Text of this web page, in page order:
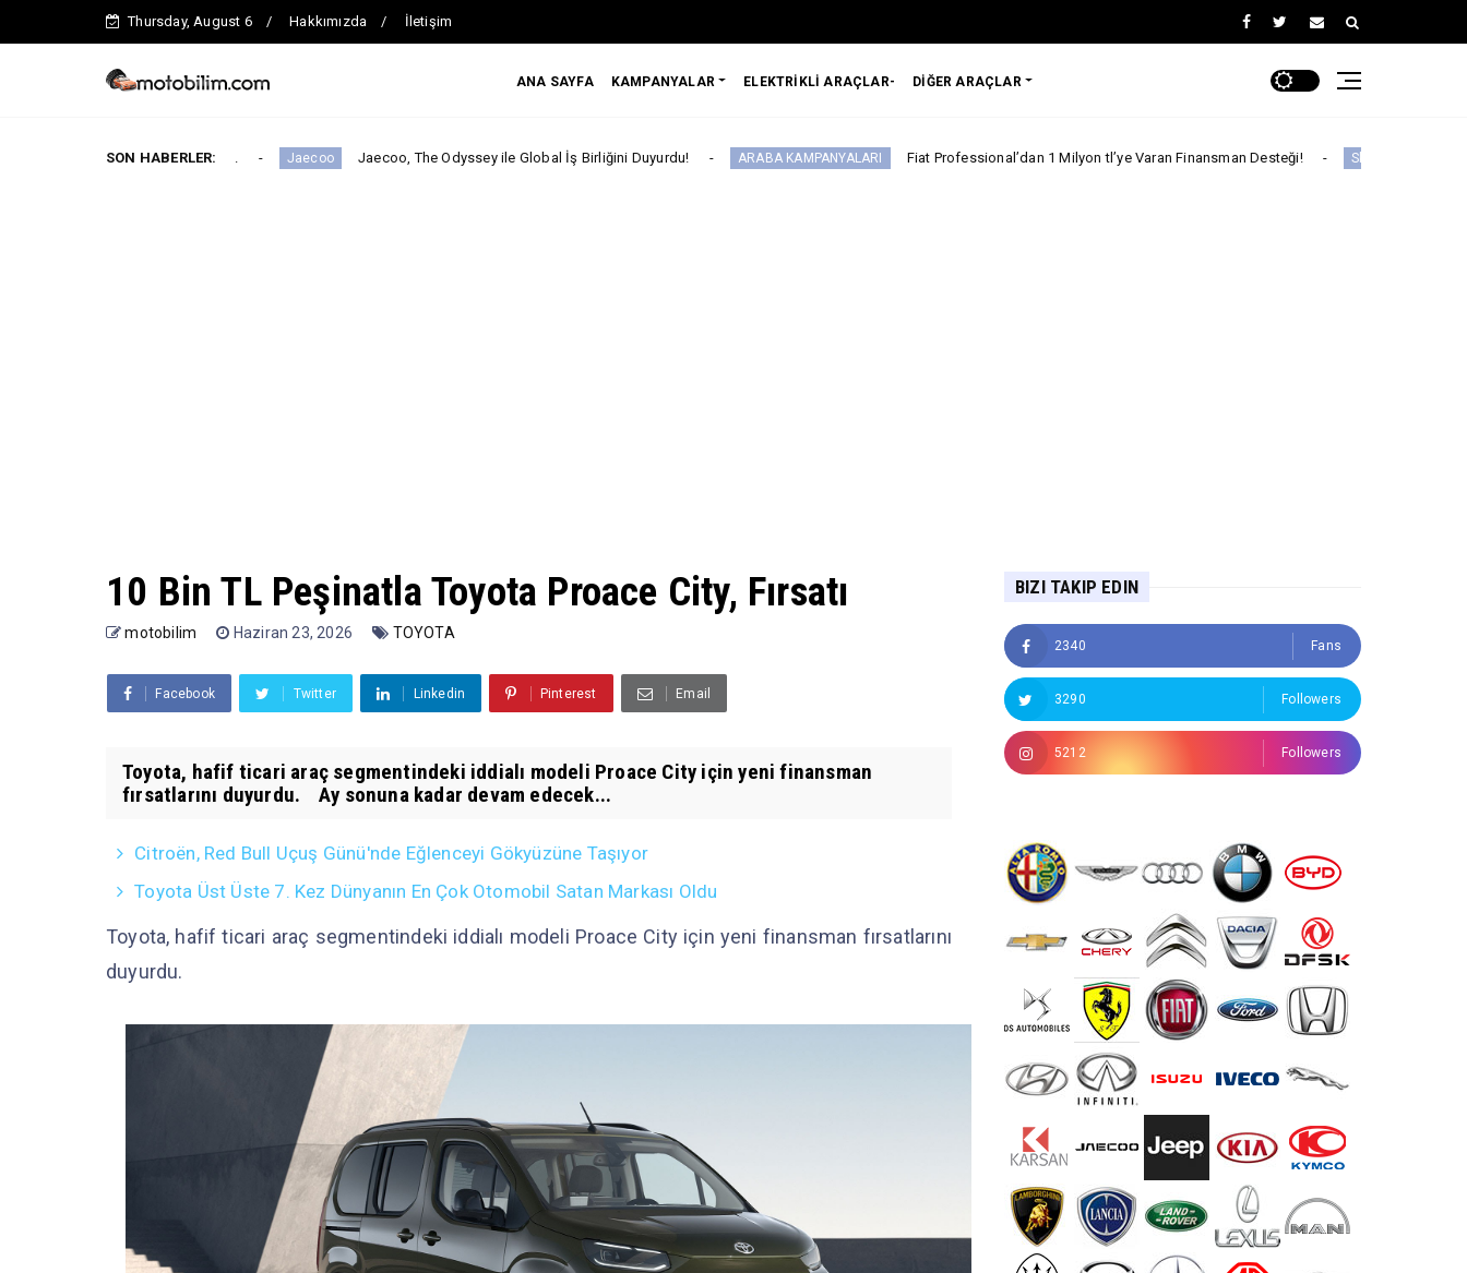
Thursday, August 6 Hakkımızda İletişim
ANA SAYFA KAMPANYALAR ELEKTRİKLİ ARAÇLAR- DİĞER ARAÇLAR
SON HABERLER:
iddialı. Jaecoo Jaecoo, The Odyssey ile Global İş Birliğini Duyurdu! ARABA KAMPANYALARI Fiat Professional’dan 1 Milyon tl’ye Varan Finansman Desteği! Skywell Skywell'den Açıklama
10 Bin TL Peşinatla Toyota Proace City, Fırsatı
motobilim Haziran 23, 2026 TOYOTA
Facebook Twitter Linkedin Pinterest Email
Toyota, hafif ticari araç segmentindeki iddialı modeli Proace City için yeni finansman
fırsatlarını duyurdu. Ay sonuna kadar devam edecek...
Citroën, Red Bull Uçuş Günü'nde Eğlenceyi Gökyüzüne Taşıyor
Toyota Üst Üste 7. Kez Dünyanın En Çok Otomobil Satan Markası Oldu
Toyota, hafif ticari araç segmentindeki iddialı modeli Proace City için yeni finansman fırsatlarını
duyurdu.
BIZI TAKIP EDIN
2340 Fans
3290 Followers
5212 Followers